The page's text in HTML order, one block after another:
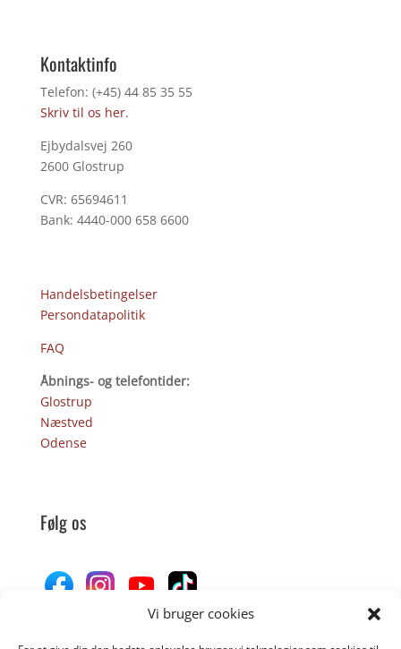
Vi bruger cookies
Kontaktinfo
Telefon: (+45) 44 85 35 55
Skriv til os her.
Ejbydalsvej 260
2600 Glostrup
CVR: 65694611
Bank: 4440-000 658 6600
Handelsbetingelser
Persondatapolitik
FAQ
Åbnings- og telefontider:
Glostrup
Næstved
Odense
Følg os